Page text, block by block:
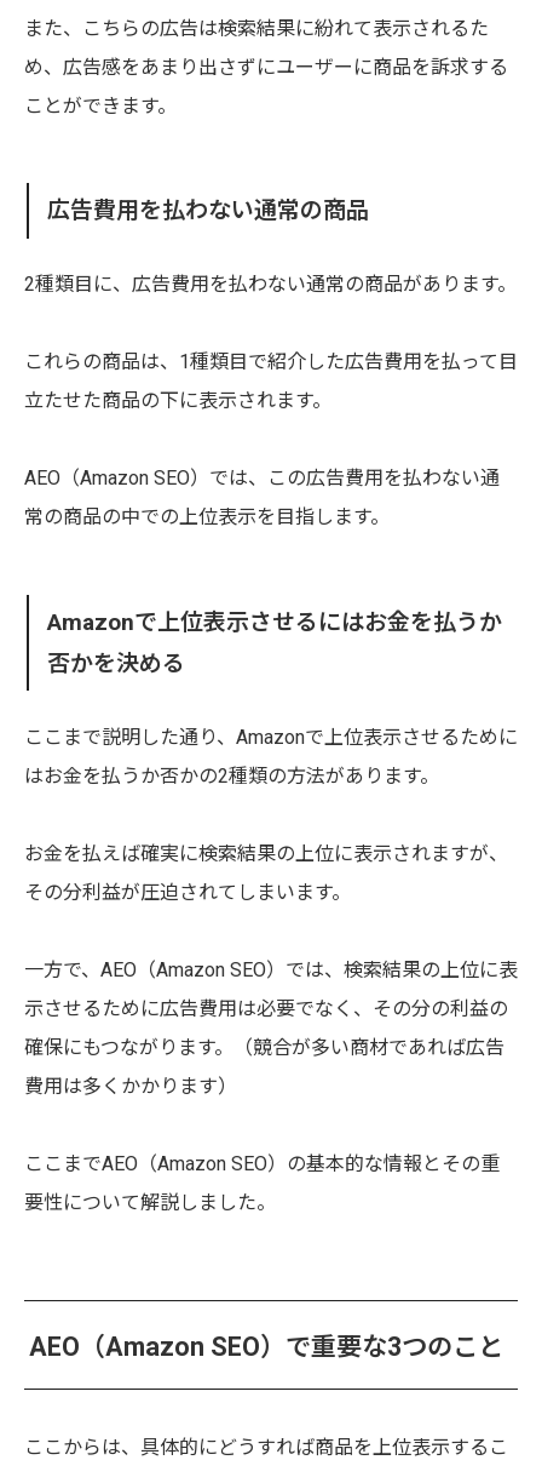
また、こちらの広告は検索結果に紛れて表示されるた
め、広告感をあまり出さずにユーザーに商品を訴求する
ことができます。
広告費用を払わない通常の商品
2種類目に、広告費用を払わない通常の商品があります。
これらの商品は、1種類目で紹介した広告費用を払って目
立たせた商品の下に表示されます。
AEO（Amazon SEO）では、この広告費用を払わない通
常の商品の中での上位表示を目指します。
Amazonで上位表示させるにはお金を払うか
否かを決める
ここまで説明した通り、Amazonで上位表示させるために
はお金を払うか否かの2種類の方法があります。
お金を払えば確実に検索結果の上位に表示されますが、
その分利益が圧迫されてしまいます。
一方で、AEO（Amazon SEO）では、検索結果の上位に表
示させるために広告費用は必要でなく、その分の利益の
確保にもつながります。（競合が多い商材であれば広告
費用は多くかかります）
ここまでAEO（Amazon SEO）の基本的な情報とその重
要性について解説しました。
AEO（Amazon SEO）で重要な3つのこと
ここからは、具体的にどうすれば商品を上位表示するこ